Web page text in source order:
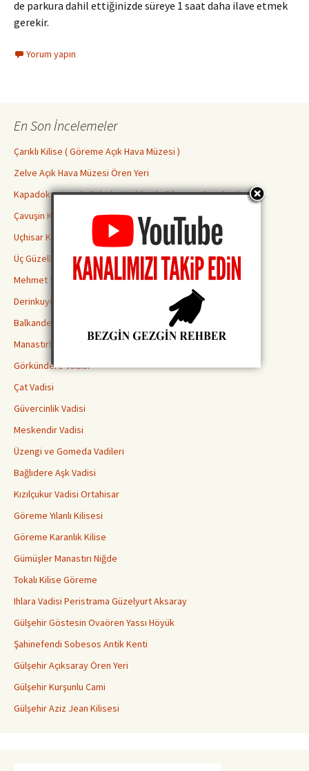
de parkura dahil ettiğinizde süreye 1 saat daha ilave etmek
gerekir.
Yorum yapın
En Son İncelemeler
Çarıklı Kilise ( Göreme Açık Hava Müzesi )
Zelve Açık Hava Müzesi Ören Yeri
Kapadokya Yeraltı Şehirleri Hakkında Bilmeniz Gerekenler
Çavuşin Kilisesi
Uçhisar Kalesi
Üç Güzeller Peri Bacaları
Mehmet Şakir Paşa Medresesi
Derinkuyu Yeraltı Şehri
Balkanderesi Vadisi
Manastırlar Vadisi
Görkündere Vadisi
Çat Vadisi
Güvercinlik Vadisi
Meskendir Vadisi
Üzengi ve Gomeda Vadileri
Bağlıdere Aşk Vadisi
Kızılçukur Vadisi Ortahisar
Göreme Yılanlı Kilisesi
Göreme Karanlık Kilise
Gümüşler Manastırı Niğde
Tokalı Kilise Göreme
Ihlara Vadisi Peristrama Güzelyurt Aksaray
Gülşehir Göstesin Ovaören Yassı Höyük
Şahinefendi Sobesos Antik Kenti
Gülşehir Açıksaray Ören Yeri
Gülşehir Kurşunlu Cami
Gülşehir Aziz Jean Kilisesi